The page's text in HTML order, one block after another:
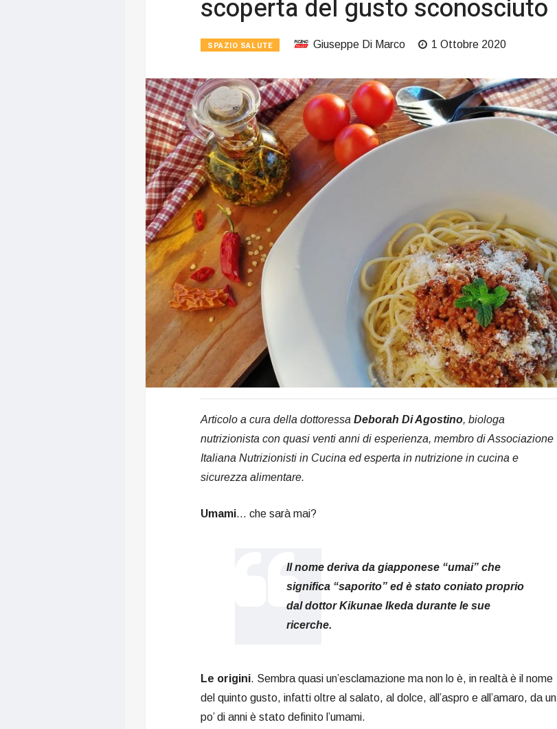
scoperta del gusto sconosciuto
SPAZIO SALUTE Giuseppe Di Marco 1 Ottobre 2020
Articolo a cura della dottoressa Deborah Di Agostino, biologa
nutrizionista con quasi venti anni di esperienza, membro di Associazione
Italiana Nutrizionisti in Cucina ed esperta in nutrizione in cucina e
sicurezza alimentare.
Umami… che sarà mai?
Il nome deriva da giapponese “umai” che
significa “saporito” ed è stato coniato proprio
dal dottor Kikunae Ikeda durante le sue
ricerche.
Le origini. Sembra quasi un’esclamazione ma non lo è, in realtà è il nome
del quinto gusto, infatti oltre al salato, al dolce, all’aspro e all’amaro, da un
po’ di anni è stato definito l’umami.